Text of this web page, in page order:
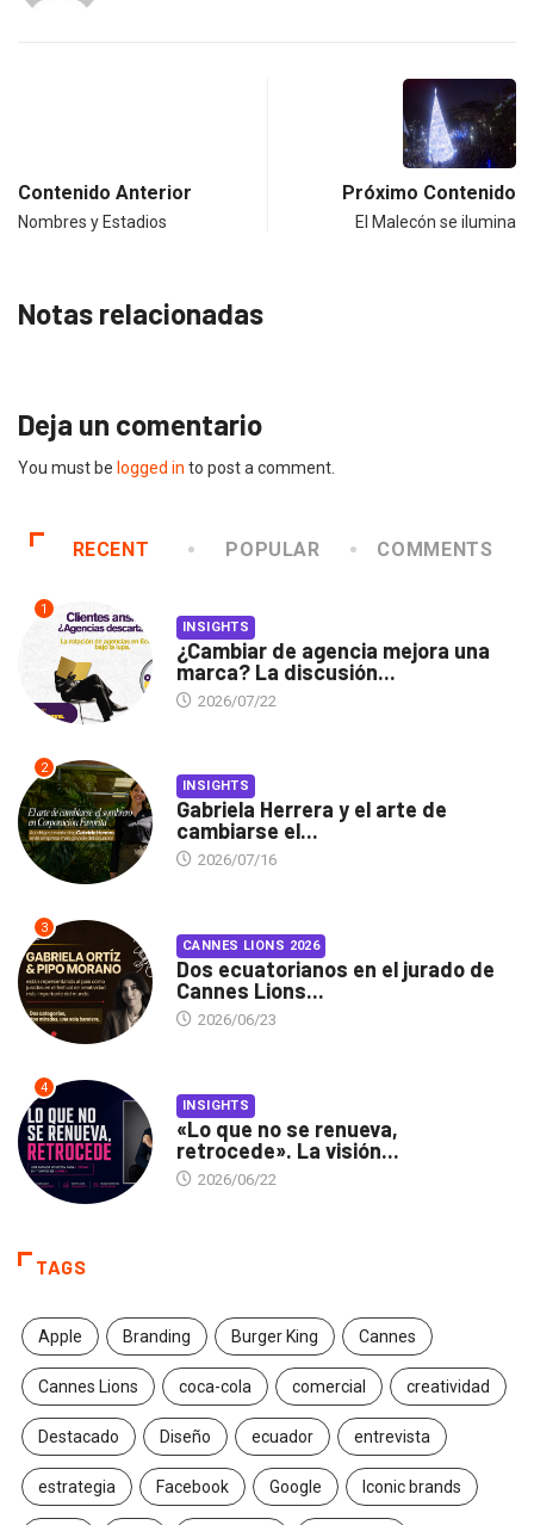
Contenido Anterior
Nombres y Estadios
Próximo Contenido
El Malecón se ilumina
Notas relacionadas
Deja un comentario
You must be logged in to post a comment.
RECENT POPULAR COMMENTS
1
INSIGHTS
¿Cambiar de agencia mejora una
marca? La discusión...
2026/07/22
2
INSIGHTS
Gabriela Herrera y el arte de
cambiarse el...
2026/07/16
3
CANNES LIONS 2026
Dos ecuatorianos en el jurado de
Cannes Lions...
2026/06/23
4
INSIGHTS
«Lo que no se renueva,
retrocede». La visión...
2026/06/22
TAGS
Apple Branding Burger King Cannes
Cannes Lions coca-cola comercial creatividad
Destacado Diseño ecuador entrevista
estrategia Facebook Google Iconic brands